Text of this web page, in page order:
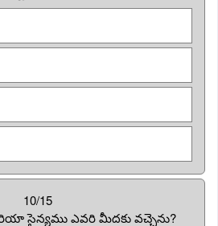
10/15
సైన్యము ఎవరి మీదకు వచ్చెను?